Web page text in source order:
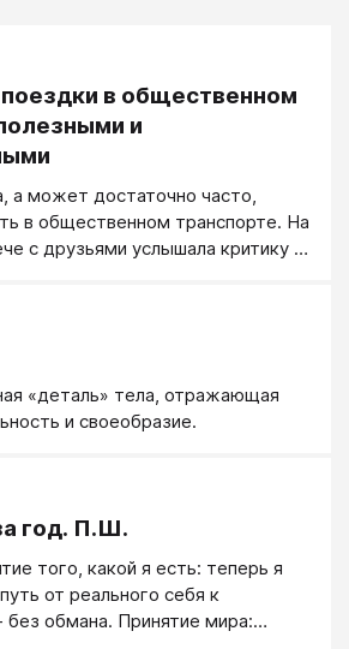
в общественном
и
а может достаточно часто,
в общественном транспорте. На
с друзьями услышала критику и
метро или автобусе
«деталь» тела, отражающая
и своеобразие.
год. П.Ш.
того, какой я есть: теперь я
от реального себя к
обмана. Принятие мира: